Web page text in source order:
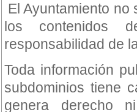
El Ayuntamiento
los contenidos
responsabilidad de
Toda información
subdominios tiene
genera derecho